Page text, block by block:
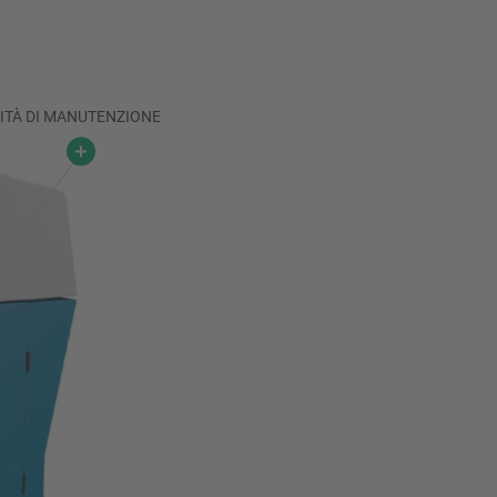
DI MANUTENZIONE